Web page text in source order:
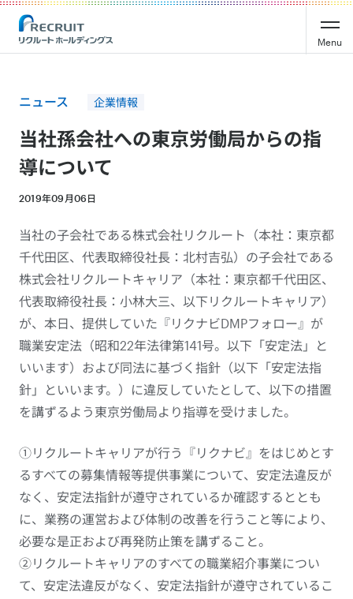
Recruit Holdings
Menu
ニュース 企業情報
当社孫会社への東京労働局からの指
導について
2019年09月06日
当社の子会社である株式会社リクルート（本社：東京都
千代田区、代表取締役社長：北村吉弘）の子会社である
株式会社リクルートキャリア（本社：東京都千代田区、
代表取締役社長：小林大三、以下リクルートキャリア）
が、本日、提供していた『リクナビDMPフォロー』が
職業安定法（昭和22年法律第141号。以下「安定法」と
いいます）および同法に基づく指針（以下「安定法指
針」といいます。）に違反していたとして、以下の措置
を講ずるよう東京労働局より指導を受けました。
①リクルートキャリアが行う『リクナビ』をはじめとす
るすべての募集情報等提供事業について、安定法違反が
なく、安定法指針が遵守されているか確認するととも
に、業務の運営および体制の改善を行うこと等により、
必要な是正および再発防止策を講ずること。
②リクルートキャリアのすべての職業紹介事業につい
て、安定法違反がなく、安定法指針が遵守されているこ